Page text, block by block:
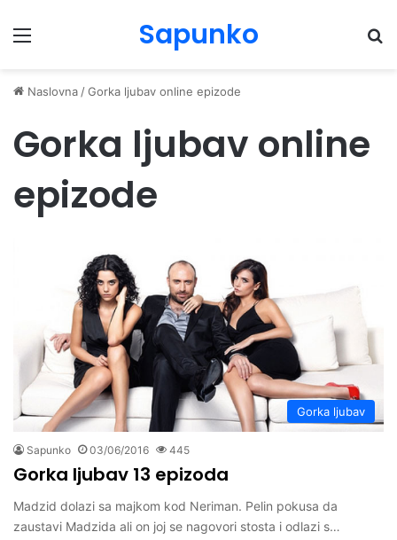
Menu Sapunko
Naslovna /Gorka ljubav online epizode
Gorka ljubav online
epizode
Gorka ljubav
Sapunko 03/06/2016 445
Gorka ljubav 13 epizoda
Madzid dolazi sa majkom kod Neriman. Pelin pokusa da
zaustavi Madzida ali on joj se nagovori stosta i odlazi s…